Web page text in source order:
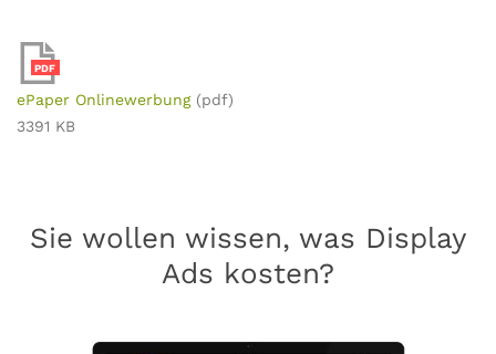
PDF
ePaper Onlinewerbung (pdf)
3391 KB
Sie wollen wissen, was Display
Ads kosten?